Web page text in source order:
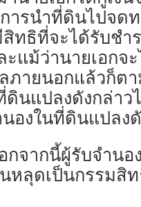
นำที่ดินไปจดท
ธิที่จะได้รับชำ
แม้ว่านายเอกจ
ภายนอกแล้วก็ต
นแปลงดังกล่าว
องในที่ดินแปลง
บจำนองยังมี
หลุดเป็นกรรมสิ